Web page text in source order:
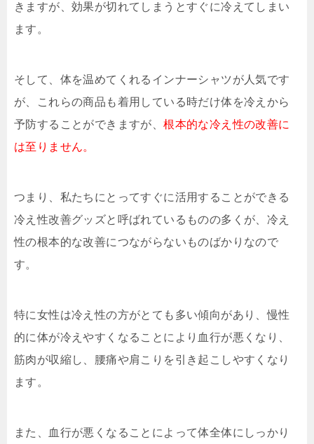
きますが、効果が切れてしまうとすぐに冷えてしまい
ます。
そして、体を温めてくれるインナーシャツが人気です
が、これらの商品も着用している時だけ体を冷えから
予防することができますが、根本的な冷え性の改善に
は至りません。
つまり、私たちにとってすぐに活用することができる
冷え性改善グッズと呼ばれているものの多くが、冷え
性の根本的な改善につながらないものばかりなので
す。
特に女性は冷え性の方がとても多い傾向があり、慢性
的に体が冷えやすくなることにより血行が悪くなり、
筋肉が収縮し、腰痛や肩こりを引き起こしやすくなり
ます。
また、血行が悪くなることによって体全体にしっかり